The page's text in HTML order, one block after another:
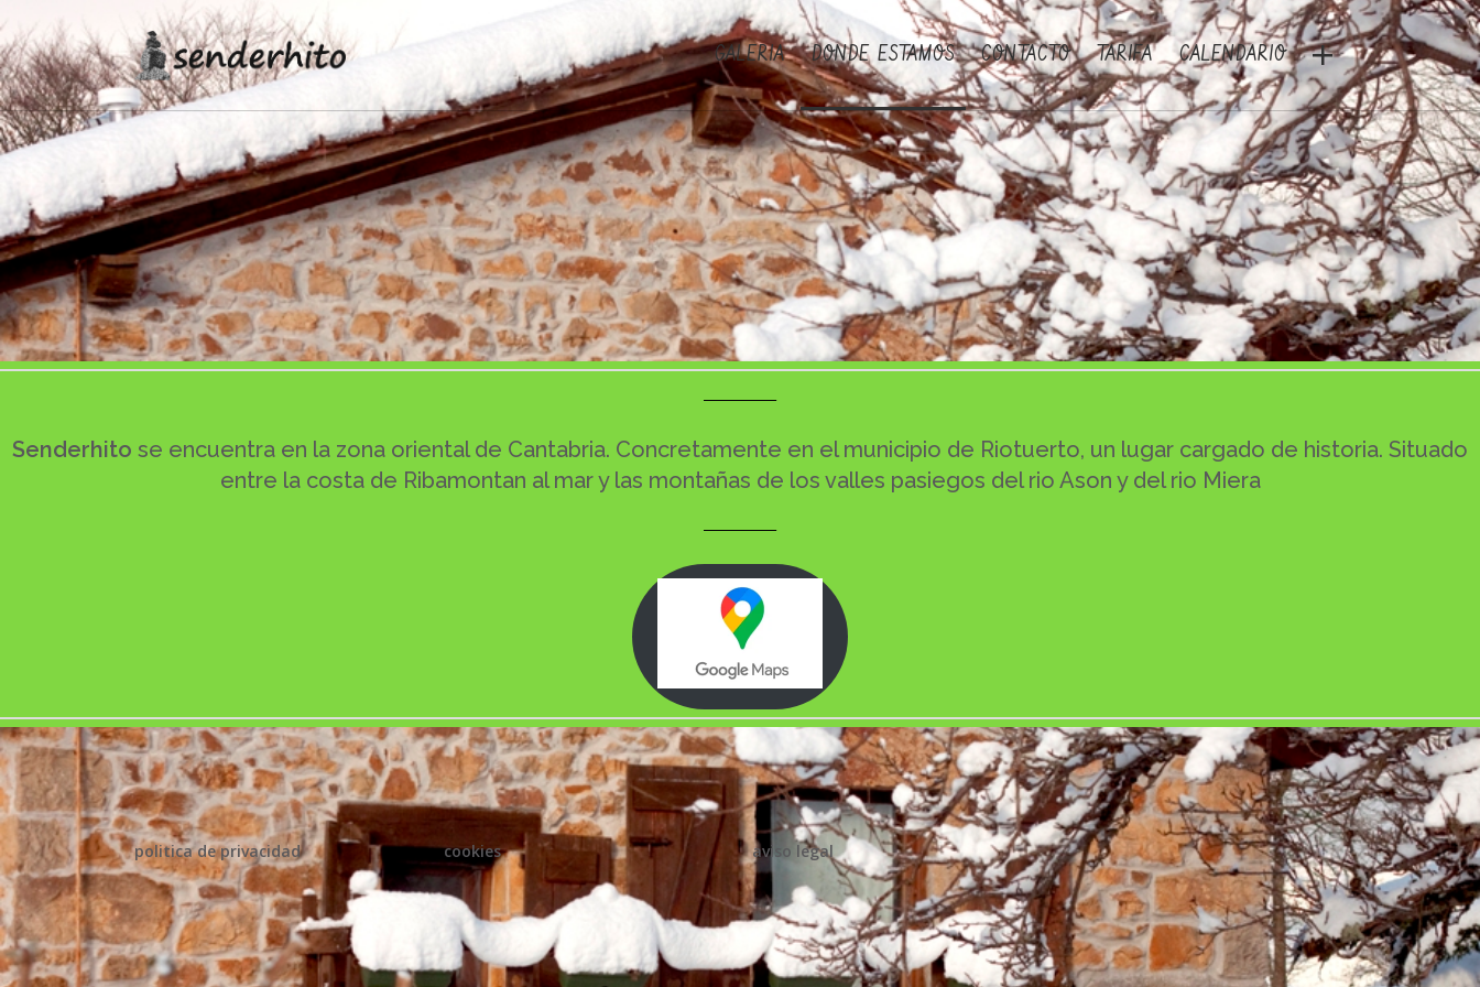
Contacto
Telefono: 620 183673 (Maria)
email: senderhito@yahoo.com
galeria
vista aerea
tarifa
contacto
GALERIA DONDE ESTAMOS CONTACTO TARIFA CALENDARIO
Senderhito se encuentra en la zona oriental de Cantabria. Concretamente en el municipio de Riotuerto, un lugar cargado de historia. Situado
entre la costa de Ribamontan al mar y las montañas de los valles pasiegos del rio Ason y del rio Miera
politica de privacidad cookies aviso legal